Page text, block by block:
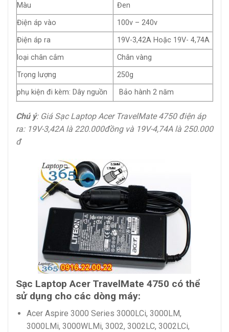
Màu
Đen
Điện áp vào
100v – 240v
Điện áp ra
19V-3,42A Hoặc 19V- 4,74A
loại chân cắm
Chân vàng
Trọng lượng
250g
phụ kiện đi kèm: Dây nguồn
Bảo hành 2 năm
Chú ý: Giá Sạc Laptop Acer TravelMate 4750 điện áp
ra: 19V-3,42A là 220.000đồng và 19V-4,74A là 250.000
đ
Sạc Laptop Acer TravelMate 4750 có thể
sử dụng cho các dòng máy:
Acer Aspire 3000 Series 3000LCi, 3000LM,
3000LMi, 3000WLMi, 3002, 3002LC, 3002LCi,